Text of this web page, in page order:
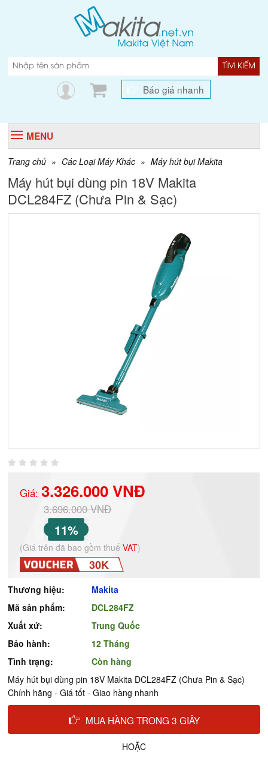
TÌM KIẾM
Báo giá nhanh
MENU
Trang chủ » Các Loại Máy Khác » Máy hút bụi Makita
Máy hút bụi dùng pin 18V Makita
DCL284FZ (Chưa Pin & Sạc)
Giá:3.326.000 VNĐ
3.696.000 VNĐ
11%
(Giá trên đã bao gồm thuếVAT)
30K
Thương hiệu:
Makita
Mã sản phẩm:
DCL284FZ
Xuất xứ:
Trung Quốc
Bảo hành:
12 Tháng
Tình trạng:
Còn hàng
Máy hút bụi dùng pin 18V Makita DCL284FZ (Chưa Pin & Sạc)
Chính hãng - Giá tốt - Giao hàng nhanh
MUA HÀNG TRONG 3 GIÂY
HOẶC